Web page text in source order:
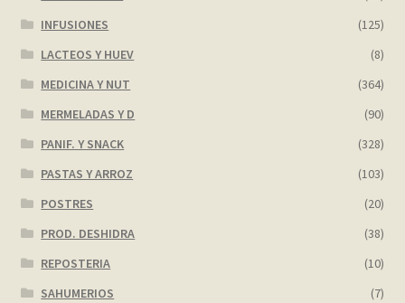
INFUSIONES
(125)
LACTEOS Y HUEV
(8)
MEDICINA Y NUT
(364)
MERMELADAS Y D
(90)
PANIF. Y SNACK
(328)
PASTAS Y ARROZ
(103)
POSTRES
(20)
PROD. DESHIDRA
(38)
REPOSTERIA
(10)
SAHUMERIOS
(7)